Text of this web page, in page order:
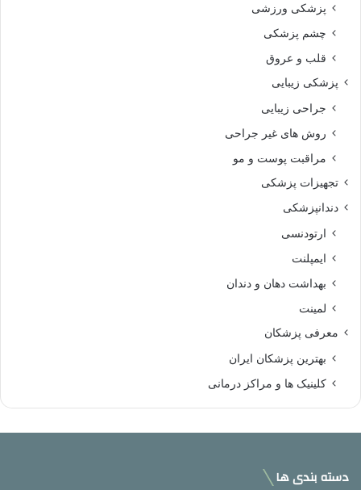
پزشکی ورزشی
چشم پزشکی
قلب و عروق
پزشکی زیبایی
جراحی زیبایی
روش های غیر جراحی
مراقبت پوست و مو
تجهیزات پزشکی
دندانپزشکی
ارتودنسی
ایمپلنت
بهداشت دهان و دندان
لمینت
معرفی پزشکان
بهترین پزشکان ایران
کلینیک ها و مراکز درمانی
دسته بندی ها